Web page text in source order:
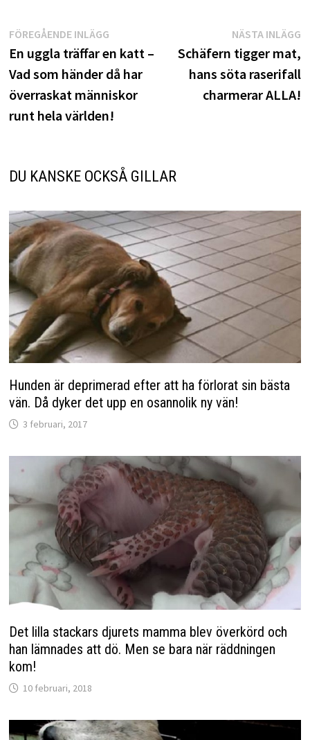
Inläggsnavigering
FÖREGÅENDE INLÄGGFöregående
inlägg:
En uggla träffar en katt –
Vad som händer då har
överraskat människor
runt hela världen!
NÄSTA INLÄGG
Schäfern tigger mat,
hans söta raserifall
charmerar ALLA!
DU KANSKE OCKSÅ GILLAR
Hunden är deprimerad efter att ha förlorat sin bästa
vän. Då dyker det upp en osannolik ny vän!
3 februari, 2017
Det lilla stackars djurets mamma blev överkörd och
han lämnades att dö. Men se bara när räddningen
kom!
10 februari, 2018